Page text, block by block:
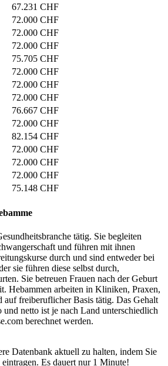
67.231 CHF
72.000 CHF
72.000 CHF
72.000 CHF
75.705 CHF
72.000 CHF
72.000 CHF
72.000 CHF
76.667 CHF
72.000 CHF
82.154 CHF
72.000 CHF
72.000 CHF
72.000 CHF
75.148 CHF
tätig. Sie begleiten
und führen mit ihnen
durch und sind entweder bei
sie führen diese selbst durch,
Sie betreuen Frauen nach der Geburt
Hebammen arbeiten in Kliniken, Praxen,
auf freiberuflicher Basis tätig. Das Gehalt
netto ist je nach Land unterschiedlich
berechnet werden.
Datenbank aktuell zu halten, indem Sie
Es dauert nur 1 Minute!